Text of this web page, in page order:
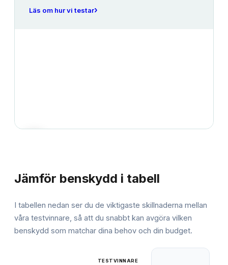
Läs om hur vi testar›
Jämför benskydd i tabell
I tabellen nedan ser du de viktigaste skillnaderna mellan
våra testvinnare, så att du snabbt kan avgöra vilken
benskydd som matchar dina behov och din budget.
TESTVINNARE